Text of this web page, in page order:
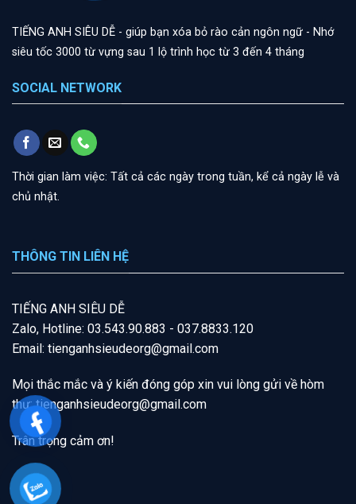
TIẾNG ANH SIÊU DỄ - giúp bạn xóa bỏ rào cản ngôn ngữ - Nhớ
siêu tốc 3000 từ vựng sau 1 lộ trình học từ 3 đến 4 tháng
SOCIAL NETWORK
Thời gian làm việc: Tất cả các ngày trong tuần, kể cả ngày lễ và
chủ nhật.
THÔNG TIN LIÊN HỆ
TIẾNG ANH SIÊU DỄ
Zalo, Hotline: 03.543.90.883 - 037.8833.120
Email: tienganhsieudeorg@gmail.com
Mọi thắc mắc và ý kiến đóng góp xin vui lòng gửi về hòm
thư:tienganhsieudeorg@gmail .com
Trân trọng cảm ơn!